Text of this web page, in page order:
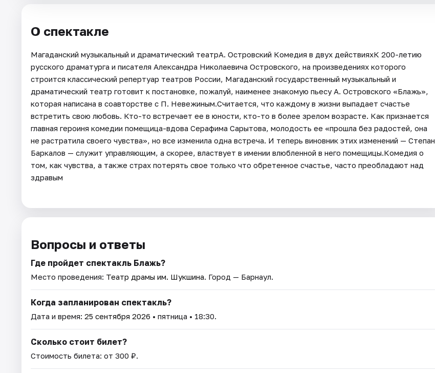
О спектакле
Магаданский музыкальный и драматический театрА. Островский Комедия в двух действияхК 200-летию
русского драматурга и писателя Александра Николаевича Островского, на произведениях которого
строится классический репертуар театров России, Магаданский государственный музыкальный и
драматический театр готовит к постановке, пожалуй, наименее знакомую пьесу А. Островского «Блажь»,
которая написана в соавторстве с П. Невежиным.Считается, что каждому в жизни выпадает счастье
встретить свою любовь. Кто-то встречает ее в юности, кто-то в более зрелом возрасте. Как признается
главная героиня комедии помещица-вдова Серафима Сарытова, молодость ее «прошла без радостей, она
не растратила своего чувства», но все изменила одна встреча. И теперь виновник этих изменений — Степан
Баркалов — служит управляющим, а скорее, властвует в имении влюбленной в него помещицы.Комедия о
том, как чувства, а также страх потерять свое только что обретенное счастье, часто преобладают над
здравым
Вопросы и ответы
Где пройдет спектакль Блажь?
Место проведения: Театр драмы им. Шукшина. Город — Барнаул.
Когда запланирован спектакль?
Дата и время: 25 сентября 2026 • пятница • 18:30.
Сколько стоит билет?
Стоимость билета: от 300 ₽.